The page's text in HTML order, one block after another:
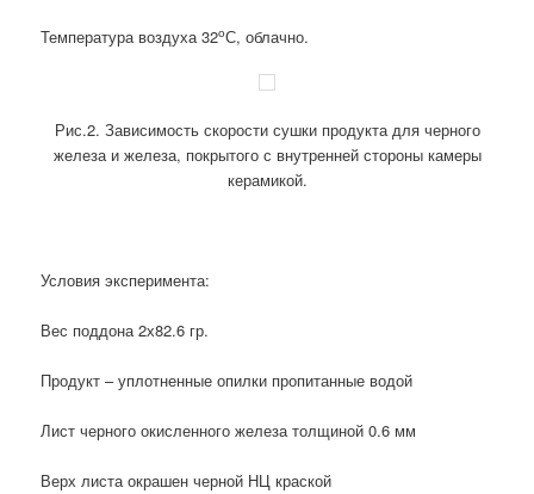
Температура воздуха 32оС, облачно.
Рис.2. Зависимость скорости сушки продукта для черного
железа и железа, покрытого с внутренней стороны камеры
керамикой.
Условия эксперимента:
Вес поддона 2х82.6 гр.
Продукт – уплотненные опилки пропитанные водой
Лист черного окисленного железа толщиной 0.6 мм
Верх листа окрашен черной НЦ краской